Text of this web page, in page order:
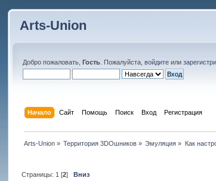
Arts-Union
Добро пожаловать,Гость . Пожалуйста,войдите или
Начало Сайт Помощь Поиск Вход Регистрация
Arts-Union» Территория 3DOшников » Эмуляция » Как
Страницы: 1 [2] Вниз